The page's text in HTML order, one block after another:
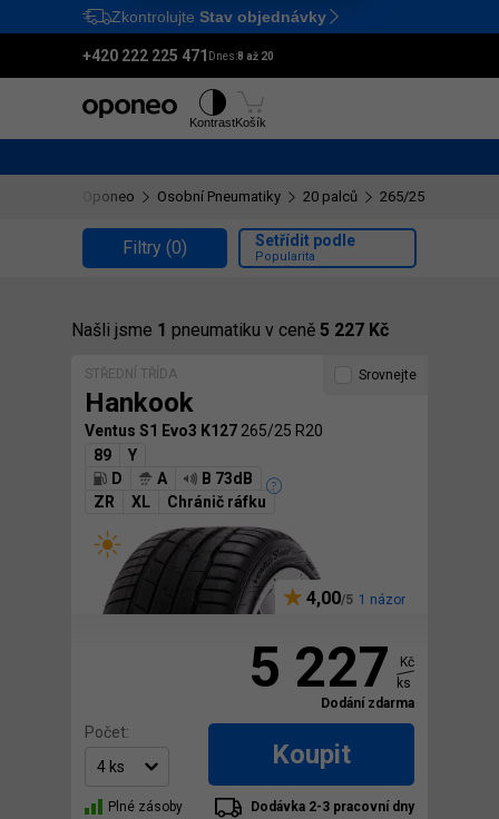
Ctrl M
Zkontrolujte Stav objednávky
+420 222 225 471 Dnes:8 až 20
KontrastKošík
Oponeo Osobní Pneumatiky 20 palců 265/25 R20
Filtry (0)
Našli jsme 1 pneumatiku v ceně 5 227 Kč
Setřídit podle
Popularita
STŘEDNÍ TŘÍDA
Hankook
Ventus S1 Evo3 K127 265/25 R20
89
Y
D
A
B 73dB
ZR
XL Chránič ráfku
4,00 1 názor
Srovnejte
5 227
Kč
ks
Dodání zdarma
Počet:
Koupit
Plné zásoby Dodávka 2-3 pracovní dny